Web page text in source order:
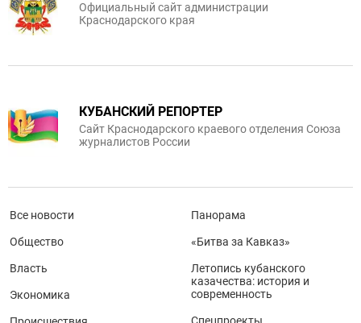
Официальный сайт администрации
Краснодарского края
КУБАНСКИЙ РЕПОРТЕР
Сайт Краснодарского краевого отделения Союза
журналистов России
Все новости
Общество
Власть
Экономика
Панорама
«Битва за Кавказ»
Летопись кубанского
казачества: история и
современность